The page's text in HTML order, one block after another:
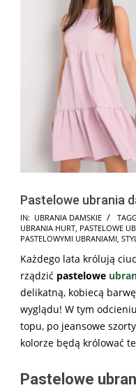
Pastelowe ubrania
2025-
07-
IN: UBRANIA DAMSKIE
UBRANIA HURT PASTELOWE
PASTELOWYMI UBRANIAMI
Każdego lata królują
rządzić pastelowe
delikatną, kobiecą
wyglądu! W tym
topu, po jeansowe
kolorze będą królować
Pastelowe